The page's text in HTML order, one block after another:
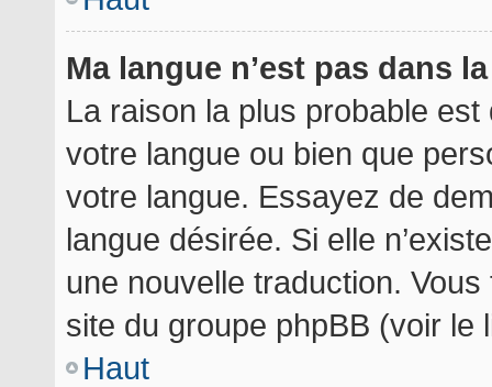
Ma langue n’est pas dans
La raison la plus probable est
votre langue ou bien que
votre langue. Essayez de
langue désirée. Si elle
une nouvelle traduction.
site du groupe phpBB (voir le
Haut